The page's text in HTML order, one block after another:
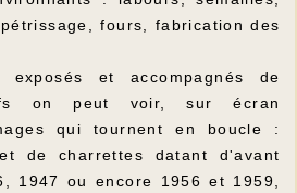
fours, fabrication des
et accompagnés de
on peut voir, sur écran
qui tournent en boucle :
de charrettes datant d'avant
1947 ou encore 1956 et 1959,